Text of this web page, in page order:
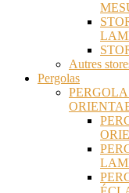
Autres
Pergolas